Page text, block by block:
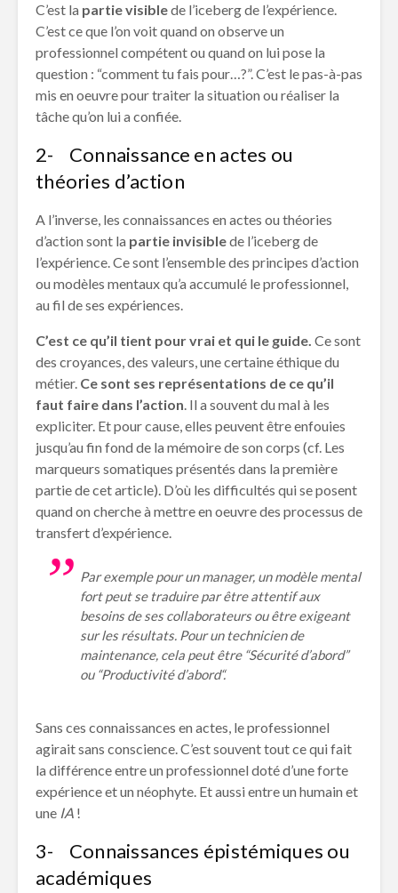
C’est la partie visiblede l’iceberg de l’expérience.
C’est ce que l’on voit quand on observe un
professionnel compétent ou quand on lui pose la
question : “comment tu fais pour…?”. C’est le pas-à-pas
mis en oeuvre pour traiter la situation ou réaliser la
tâche qu’on lui a confiée.
2- Connaissance en actes ou
théories d’action
A l’inverse, les connaissances en actes ou théories
d’action sont la partie invisiblede l’iceberg de
l’expérience. Ce sont l’ensemble des principes d’action
ou modèles mentaux qu’a accumulé le professionnel,
au fil de ses expériences.
C’est ce qu’il tient pour vrai et qui le guide. Ce sont
des croyances, des valeurs, une certaine éthique du
métier. Ce sont ses représentations de ce qu’il
faut faire dans l’action. Il a souvent du mal à les
expliciter. Et pour cause, elles peuvent être enfouies
jusqu’au fin fond de la mémoire de son corps (cf. Les
marqueurs somatiques présentés dans la première
partie de cet article). D’où les difficultés qui se posent
quand on cherche à mettre en oeuvre des processus de
transfert d’expérience.
Par exemple pour un manager, un modèle mental
fort peut se traduire par être attentif aux
besoins de ses collaborateurs ou être exigeant
sur les résultats. Pour un technicien de
maintenance, cela peut être “Sécurité d’abord”
ou “Productivité d’abord“.
Sans ces connaissances en actes, le professionnel
agirait sans conscience. C’est souvent tout ce qui fait
la différence entre un professionnel doté d’une forte
expérience et un néophyte. Et aussi entre un humain et
une IA !
3- Connaissances épistémiques ou
académiques